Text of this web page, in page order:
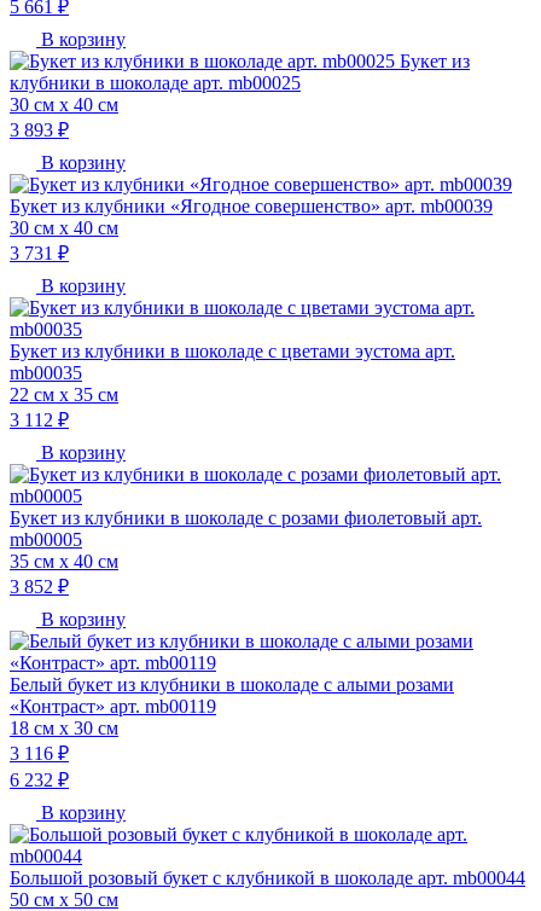
5 661 ₽
В корзину
Букет из
клубники в шоколаде арт. mb00025
30 см х 40 см
3 893 ₽
В корзину
Букет из клубники «Ягодное совершенство» арт. mb00039
30 см х 40 см
3 731 ₽
В корзину
Букет из клубники в шоколаде с цветами эустома арт.
mb00035
22 см х 35 см
3 112 ₽
В корзину
Букет из клубники в шоколаде с розами фиолетовый арт.
mb00005
35 см х 40 см
3 852 ₽
В корзину
Белый букет из клубники в шоколаде с алыми розами
«Контраст» арт. mb00119
18 см х 30 см
3 116 ₽
6 232 ₽
В корзину
Большой розовый букет с клубникой в шоколаде арт. mb00044
50 см х 50 см